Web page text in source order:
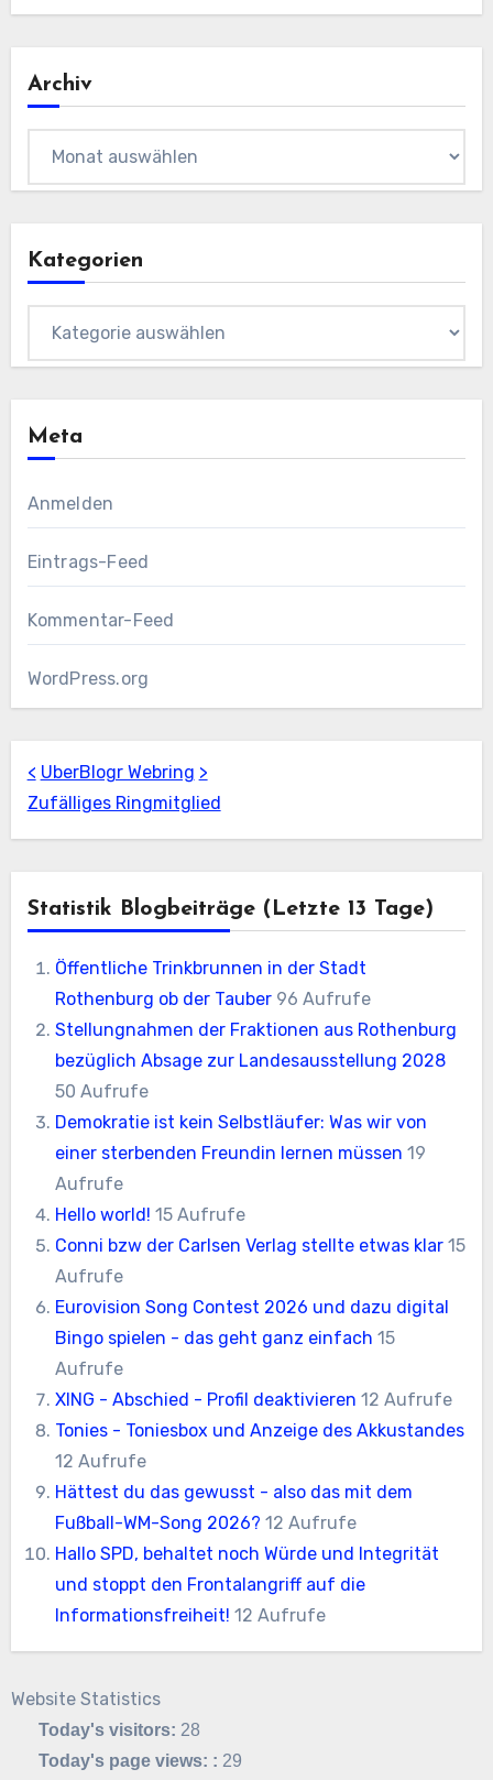
Archiv
Kategorien
Meta
Anmelden
Eintrags-Feed
Kommentar-Feed
WordPress.org
< UberBlogr Webring >
Zufälliges Ringmitglied
Statistik Blogbeiträge (letzte 13 Tage)
Öffentliche Trinkbrunnen in der Stadt
Rothenburg ob der Tauber 96 Aufrufe
Stellungnahmen der Fraktionen aus Rothenburg
bezüglich Absage zur Landesausstellung 2028
50 Aufrufe
Demokratie ist kein Selbstläufer: Was wir von
einer sterbenden Freundin lernen müssen 19
Aufrufe
Hello world! 15 Aufrufe
Conni bzw der Carlsen Verlag stellte etwas klar 15
Aufrufe
Eurovision Song Contest 2026 und dazu digital
Bingo spielen - das geht ganz einfach 15
Aufrufe
XING - Abschied - Profil deaktivieren 12 Aufrufe
Tonies - Toniesbox und Anzeige des Akkustandes
12 Aufrufe
Hättest du das gewusst - also das mit dem
Fußball-WM-Song 2026? 12 Aufrufe
Hallo SPD, behaltet noch Würde und Integrität
und stoppt den Frontalangriff auf die
Informationsfreiheit! 12 Aufrufe
Website Statistics
Today's visitors: 28
Today's page views: : 29